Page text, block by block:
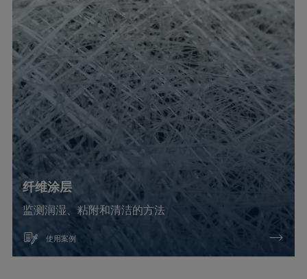
纤维涂层
监测润湿、粘附和清洁的方法
使用案例